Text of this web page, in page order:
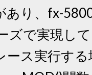
り、fx-
ズで実現し
ス実行す